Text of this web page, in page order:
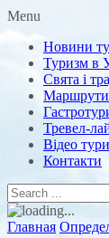
Menu
Новини
Туризм в
Свята і
Маршрути
Тревел-
Відео
Контакти
Главная